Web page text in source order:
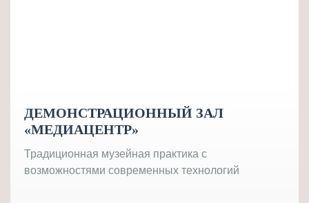
ДЕМОНСТРАЦИОННЫЙ ЗАЛ
«МЕДИАЦЕНТР»
Традиционная музейная практика с
возможностями современных технологий